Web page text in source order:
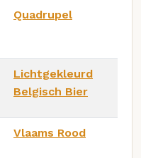
Quadrupel
Lichtgekleurd
Belgisch Bier
Vlaams Rood